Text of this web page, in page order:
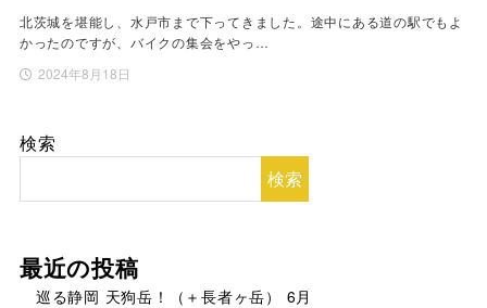
北茨城を堪能し、水戸市まで下ってきました。途中にある道の駅でもよ
かったのですが、バイクの集会をやっ…
2024年8月18日
検索
検索
最近の投稿
巡る静岡 天狗岳！（＋長者ヶ岳） 6月